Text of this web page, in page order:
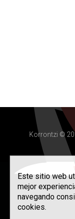
Korrontzi ©
Este sitio web
mejor
navegando
cookies.